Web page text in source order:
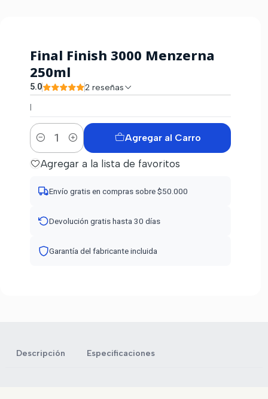
|
Final Finish 3000 Menzerna
250ml
5.0 2 reseñas
Cantidad
Agregar al Carro
Agregar a la lista de favoritos
Envío gratis en compras sobre $50.000
Devolución gratis hasta 30 días
Garantía del fabricante incluida
Descripción Especificaciones